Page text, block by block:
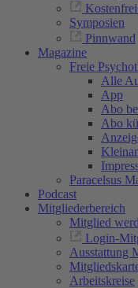
Symposien
Pinnwand
Magazine
Freie
Alle
App
Abo
Abo
Paracelsus
Podcast
Mitgliederbereich
Mitglied
Login-
Ausstattung
Arbeitskreise